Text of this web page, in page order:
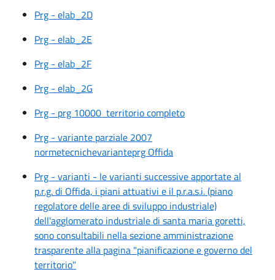
Prg - elab_2D
Prg - elab_2E
Prg - elab_2F
Prg - elab_2G
Prg - prg 10000 territorio completo
Prg - variante parziale 2007
normetecnichevarianteprg Offida
Prg - varianti - le varianti successive apportate al
p.r.g. di Offida, i piani attuativi e il p.r.a.s.i. (piano
regolatore delle aree di sviluppo industriale)
dell'agglomerato industriale di santa maria goretti,
sono consultabili nella sezione amministrazione
trasparente alla pagina "pianificazione e governo del
territorio"